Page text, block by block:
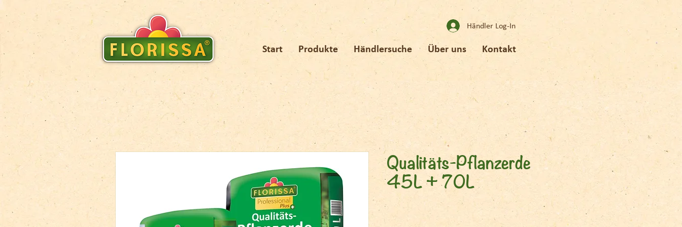
Händler Log-In
Start Produkte Händlersuche Über uns Kontakt
Qualitäts-Pflanzerde
45L + 70L